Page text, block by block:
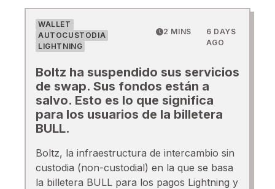
WALLET
AUTOCUSTODIA
LIGHTNING
2 MINS
6 DAYS
AGO
Boltz ha suspendido sus servicios
de swap. Sus fondos están a
salvo. Esto es lo que significa
para los usuarios de la billetera
BULL.
Boltz, la infraestructura de intercambio sin
custodia (non-custodial) en la que se basa
la billetera BULL para los pagos Lightning y